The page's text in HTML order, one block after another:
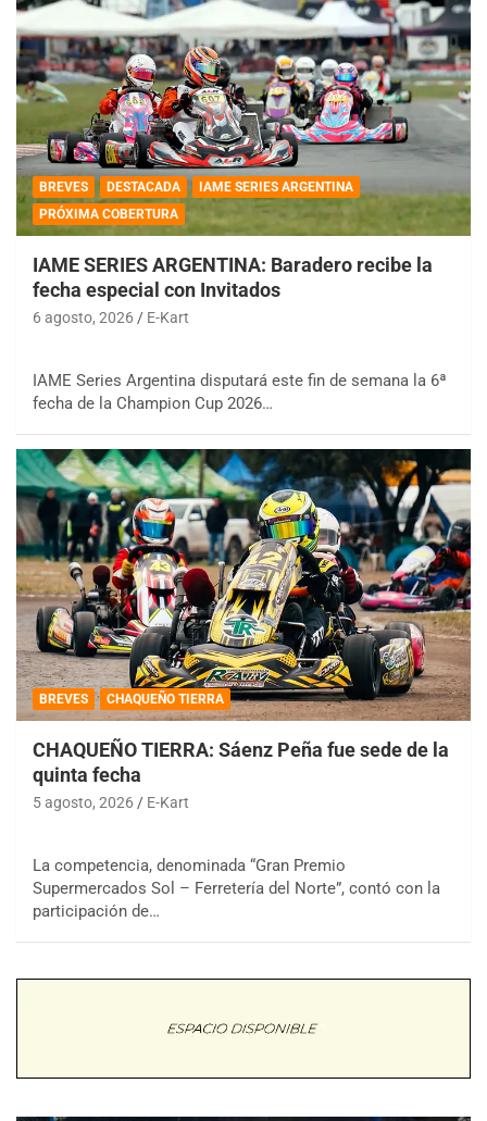
BREVES DESTACADA
IAME SERIES ARGENTINA
PRÓXIMA COBERTURA
IAME SERIES ARGENTINA: Baradero recibe la
fecha especial con Invitados
6 agosto, 2026 E-Kart
IAME Series Argentina disputará este fin de semana la 6ª
fecha de la Champion Cup 2026…
BREVES CHAQUEÑO TIERRA
CHAQUEÑO TIERRA: Sáenz Peña fue sede de la
quinta fecha
5 agosto, 2026 E-Kart
La competencia, denominada “Gran Premio
Supermercados Sol – Ferretería del Norte”, contó con la
participación de…